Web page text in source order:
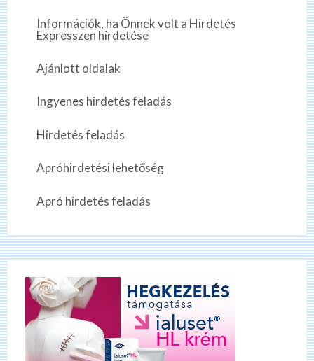
Információk, ha Önnek volt a Hirdetés
Expresszen hirdetése
Ajánlott oldalak
Ingyenes hirdetés feladás
Hirdetés feladás
Apróhirdetési lehetőség
Apró hirdetés feladás